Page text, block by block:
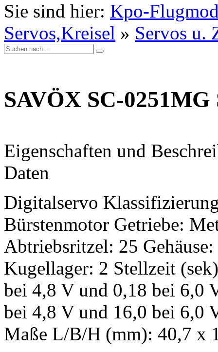
Sie sind hier: Kpo-
Servos,Kreisel » Servos u.
SAVÖX SC-0251MG
Eigenschaften und
Daten
Digitalservo
Bürstenmotor Getriebe:
Abtriebsritzel: 25
Kugellager: 2 Stellzeit
bei 4,8 V und 0,18 bei 6,0
bei 4,8 V und 16,0 bei 6,0
Maße L/B/H (mm): 40,7 x